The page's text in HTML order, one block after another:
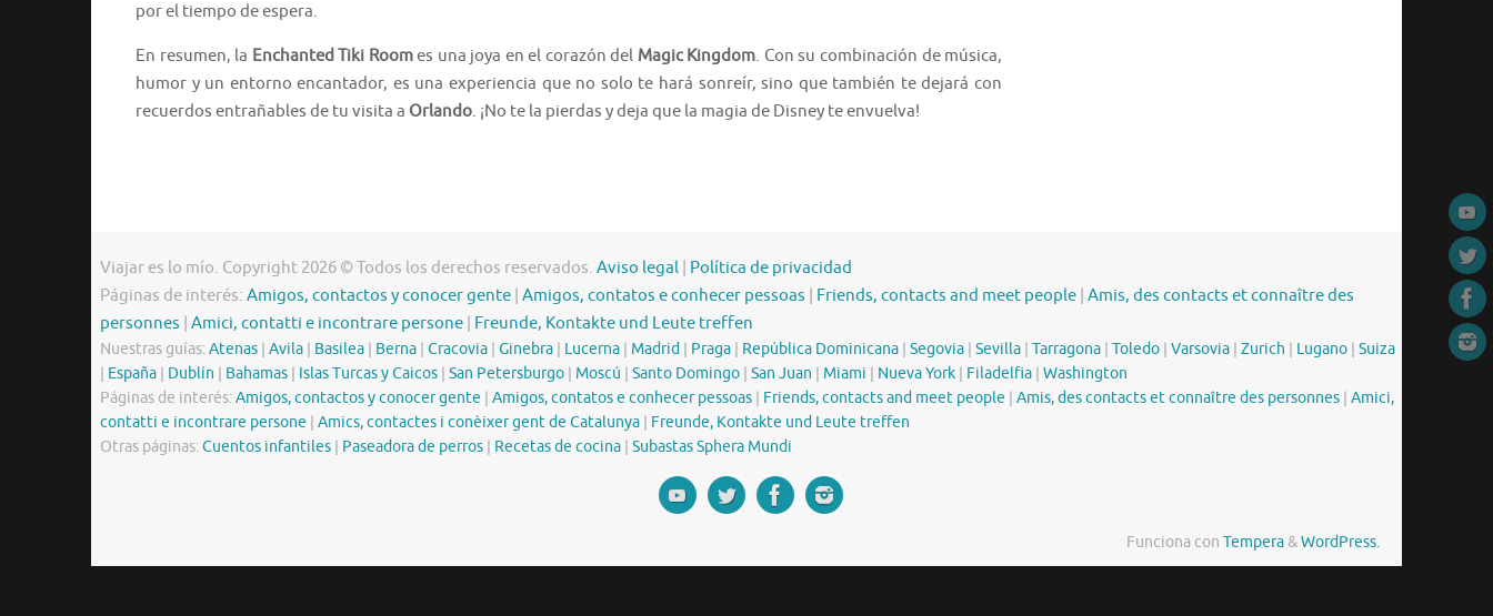
por el tiempo de espera.
En resumen, la Enchanted Tiki Roomes una joya en el corazón del Magic Kingdom. Con su combinación de música,
humor y un entorno encantador, es una experiencia que no solo te hará sonreír, sino que también te dejará con
recuerdos entrañables de tu visita a Orlando. ¡No te la pierdas y deja que la magia de Disney te envuelva!
Viajar es lo mío. Copyright 2026 © Todos los derechos reservados. Aviso legal Política de privacidad
Páginas de interés: Amigos, contactos y conocer gente Amigos, contatos e conhecer pessoas Friends, contacts and meet people Amis, des contacts et connaître des
personnes Amici, contatti e incontrare persone Freunde, Kontakte und Leute treffen
Nuestras guías:Atenas Avila Basilea Berna Cracovia Ginebra Lucerna Madrid Praga República Dominicana Segovia Sevilla Tarragona Toledo Varsovia Zurich Lugano Suiza
España Dublín Bahamas Islas Turcas y Caicos San Petersburgo Moscú Santo Domingo San Juan Miami Nueva York Filadelfia Washington
Páginas de interés:Amigos, contactos y conocer gente Amigos, contatos e conhecer pessoas Friends, contacts and meet people Amis, des contacts et connaître des personnes Amici,
contatti e incontrare persone
Amics, contactes i conèixer gent de Catalunya
Freunde, Kontakte und Leute treffen
Otras páginas:Cuentos infantiles Paseadora de perros Recetas de cocina Subastas Sphera Mundi
Funciona con Tempera&WordPress.